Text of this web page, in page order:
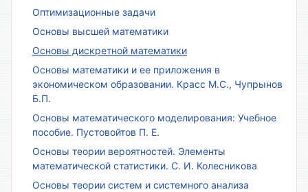
Оптимизационные задачи
Основы высшей математики
Основы дискретной математики
Основы математики и ее приложения в
экономическом образовании. Красс М.С., Чупрынов
Б.П.
Основы математического моделирования: Учебное
пособие. Пустовойтов П. Е.
Основы теории вероятностей. Элементы
математической статистики. С. И. Колесникова
Основы теории систем и системного анализа